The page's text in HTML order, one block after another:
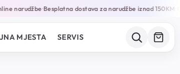
•Besplatna dostava za narudžbe iznad 150KM•
MJESTA SERVIS